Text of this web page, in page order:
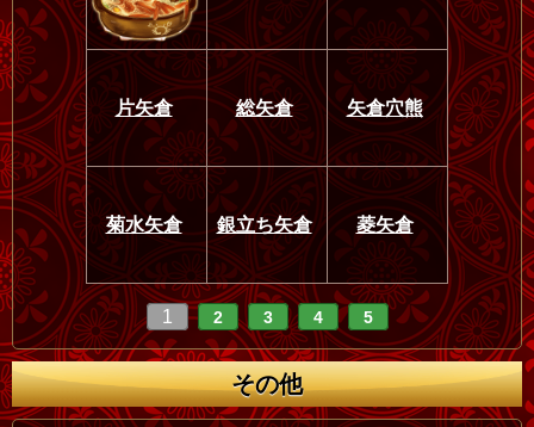
片矢倉 総矢倉 矢倉穴熊
菊水矢倉 銀立ち矢倉 菱矢倉
1 2 3 4 5
その他